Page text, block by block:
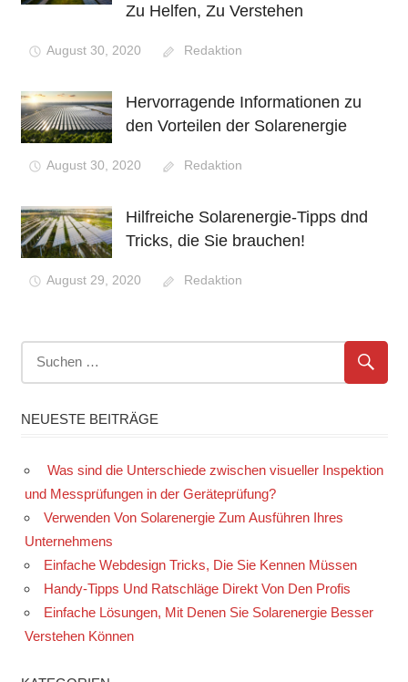
Zu Helfen, Zu Verstehen
August 30, 2020 Redaktion
Hervorragende Informationen zu
den Vorteilen der Solarenergie
August 30, 2020 Redaktion
Hilfreiche Solarenergie-Tipps dnd
Tricks, die Sie brauchen!
August 29, 2020 Redaktion
NEUESTE BEITRÄGE
Was sind die Unterschiede zwischen visueller Inspektion
und Messprüfungen in der Geräteprüfung?
Verwenden Von Solarenergie Zum Ausführen Ihres
Unternehmens
Einfache Webdesign Tricks, Die Sie Kennen Müssen
Handy-Tipps Und Ratschläge Direkt Von Den Profis
Einfache Lösungen, Mit Denen Sie Solarenergie Besser
Verstehen Können